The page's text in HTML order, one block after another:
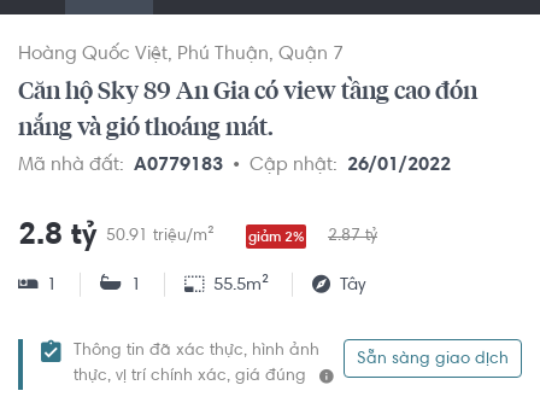
Hoàng Quốc Việt Phú Thuận Quận 7
Căn hộ Sky 89 An Gia có view tầng cao đón
nắng và gió thoáng mát.
Mã nhà đất: A0779183 Cập nhật: 26/01/2022
2.8 tỷ 50.91 triệu/m² giảm 2% 2.87 tỷ
1 1 55.5m² Tây
Thông tin đã xác thực, hình ảnh
thực, vị trí chính xác, giá đúng
Sẵn sàng giao dịch